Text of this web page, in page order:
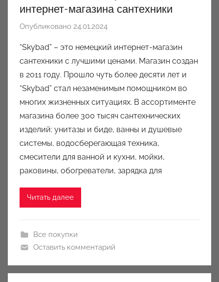
интернет-магазина сантехники
Опубликовано 24.01.2024
т
о
р
о
м
a
u
k
c
“Skybad” – это немецкий интернет-магазин
сантехники с лучшими ценами. Магазин создан
в 2011 году. Прошло чуть более десяти лет и
“Skybad” стал незаменимым помощником во
многих жизненных ситуациях. В ассортименте
магазина более 300 тысяч сантехнических
изделий: унитазы и биде, ванны и душевые
системы, водосберегающая техника,
смесители для ванной и кухни, мойки,
раковины, обогреватели, зарядка для
Читать далее
Все покупки
Оставить комментарий